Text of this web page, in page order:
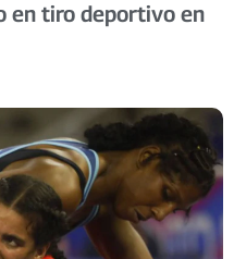
en tiro deportivo en